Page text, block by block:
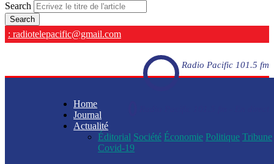
Search
: radiotelepacific@gmail.com
Radio Pacific 101.5 fm
Home
Journal
Actualité
Éditorial Société Économie Politique Tribune
Covid-19